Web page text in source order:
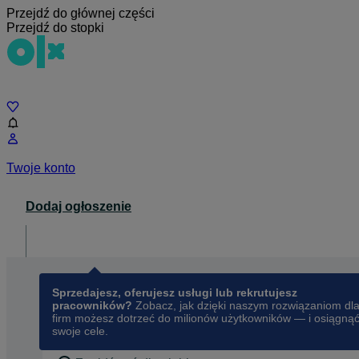
Przejdź do głównej części
Przejdź do stopki
Twoje konto
Dodaj ogłoszenie
Sprzedajesz, oferujesz usługi lub rekrutujesz
pracowników? Zobacz, jak dzięki naszym rozwiązaniom dla
firm możesz dotrzeć do milionów użytkowników — i osiągnąć
swoje cele.